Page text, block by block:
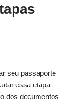
seu passaporte
essa etapa
dos documentos